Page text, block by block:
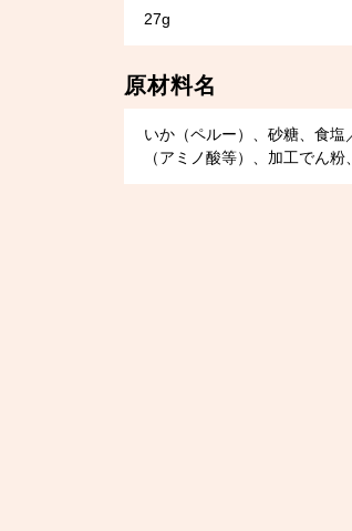
27g
原材料名
いか（ペルー）、砂糖、食
（アミノ酸等）、加工でん粉